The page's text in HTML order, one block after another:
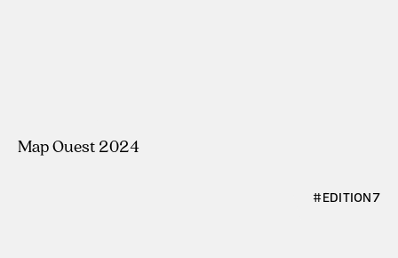
#ÉDITION8
Map Ouest 2024
#ÉDITION7